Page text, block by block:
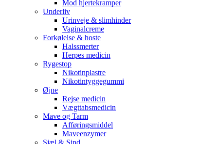
Mod hjertekramper
Underliv
Urinveje & slimhinder
Vaginalcreme
Forkølelse & hoste
Halssmerter
Herpes medicin
Rygestop
Nikotinplastre
Nikotintyggegummi
Øjne
Rejse medicin
Vægttabsmedicin
Mave og Tarm
Afføringsmiddel
Maveenzymer
Sjæl & Sind